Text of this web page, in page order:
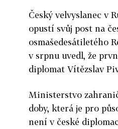
Český velvyslanec v
opustí svůj post na
osmašedesátiletého
v srpnu uvedl, že
diplomat Vítězslav
Ministerstvo
doby, která je pro
není v české